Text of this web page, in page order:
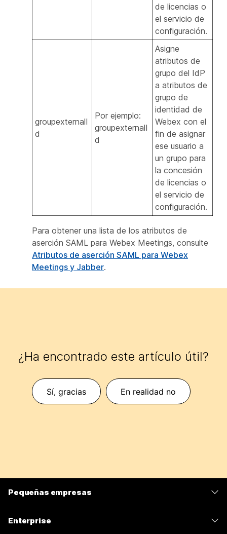
de licencias o
el servicio de
configuración.
groupexternalI
d
Por ejemplo:
groupexternalI
d
Asigne
atributos de
grupo del IdP
a atributos de
grupo de
identidad de
Webex con el
fin de asignar
ese usuario a
un grupo para
la concesión
de licencias o
el servicio de
configuración.
Para obtener una lista de los atributos de
aserción SAML para Webex Meetings, consulte
Atributos de aserción SAML para Webex
Meetings y Jabber.
¿Ha encontrado este artículo útil?
Sí, gracias En realidad no
Pequeñas empresas
Enterprise